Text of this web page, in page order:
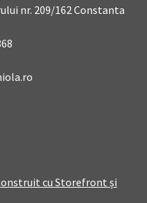
nr. 209/162 Constanta
cu Storefront și